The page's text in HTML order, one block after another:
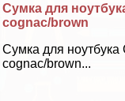
Сумка для
cognac/brown
Сумка для
cognac/brown...